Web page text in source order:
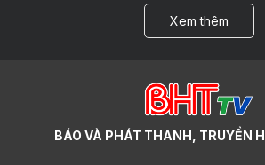
Xem thêm
BÁO VÀ PHÁT THANH, TRUYỀN